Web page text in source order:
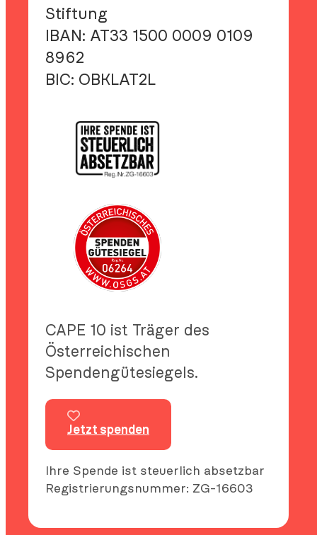
Stiftung
IBAN: AT33 1500 0009 0109
8962
BIC: OBKLAT2L
CAPE 10 ist Träger des
Österreichischen
Spendengütesiegels.
Jetzt spenden
Ihre Spende ist steuerlich absetzbar
Registrierungsnummer: ZG-16603